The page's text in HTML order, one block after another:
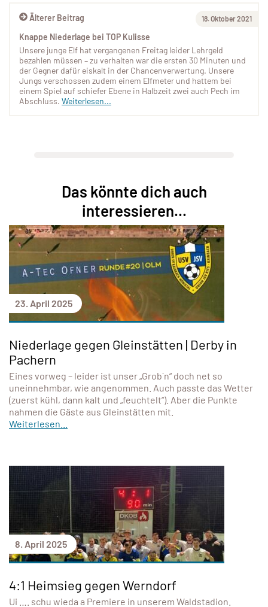
Älterer Beitrag 18. Oktober 2021
Knappe Niederlage bei TOP Kulisse
Unsere junge Elf hat vergangenen Freitag leider Lehrgeld
bezahlen müssen – zu verhalten war die ersten 30 Minuten und
der Gegner dafür eiskalt in der Chancenverwertung. Unsere
Jungs verschossen zudem einem Elfmeter und hattem bei
einem Spiel auf schiefer Ebene in Halbzeit zwei auch Pech im
Abschluss. Weiterlesen...
Das könnte dich auch
interessieren...
23. April 2025
Niederlage gegen Gleinstätten | Derby in
Pachern
Eines vorweg – leider ist unser „Grob`n“ doch net so
uneinnehmbar, wie angenommen. Auch passte das Wetter
(zuerst kühl, dann kalt und „feuchtelt“). Aber die Punkte
nahmen die Gäste aus Gleinstätten mit.
Weiterlesen...
8. April 2025
4:1 Heimsieg gegen Werndorf
Ui …. schu wieda a Premiere in unserem Waldstadion.